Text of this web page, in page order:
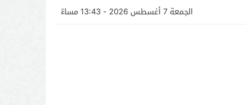
الجمعة 7 أغسطس 2026 - 13:43 مساءً